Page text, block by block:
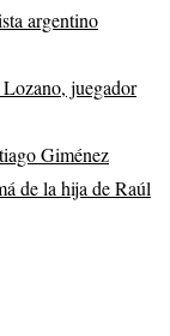
argentino
juegador
Giménez
de la hija de Raúl